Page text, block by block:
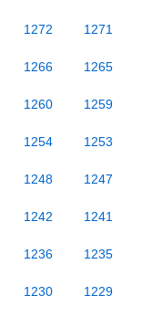
1272 1271
1266 1265
1260 1259
1254 1253
1248 1247
1242 1241
1236 1235
1230 1229